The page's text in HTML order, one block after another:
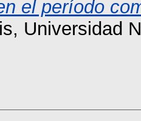
el período
Universidad